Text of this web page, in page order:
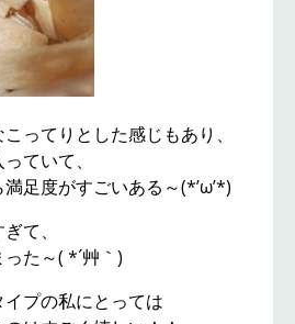
ってりとした感じもあり、
ていて、
足度がすごいある～(*’ω’*)
て、
た～( *´艸｀)
プの私にとっては